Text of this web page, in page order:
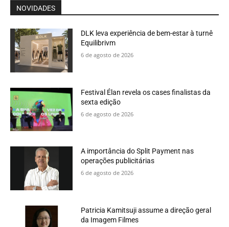
NOVIDADES
DLK leva experiência de bem-estar à turnê
Equilibrivm
6 de agosto de 2026
Festival Élan revela os cases finalistas da
sexta edição
6 de agosto de 2026
A importância do Split Payment nas
operações publicitárias
6 de agosto de 2026
Patricia Kamitsuji assume a direção geral
da Imagem Filmes